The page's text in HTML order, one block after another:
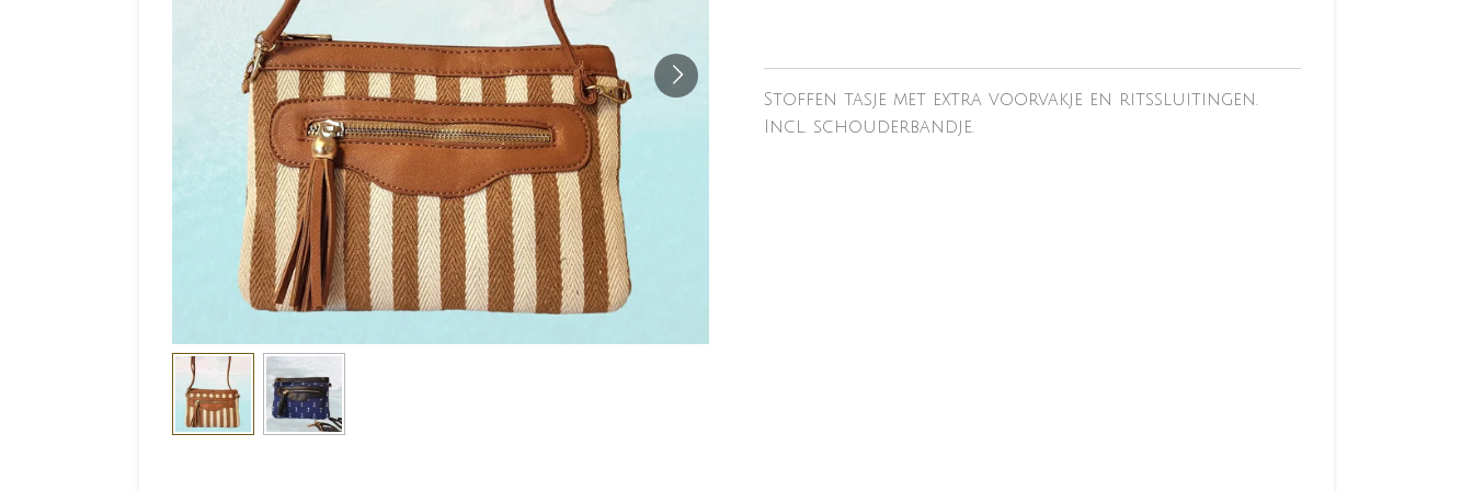
Stoffen tasje met extra voorvakje en ritssluitingen.
Incl. schouderbandje.